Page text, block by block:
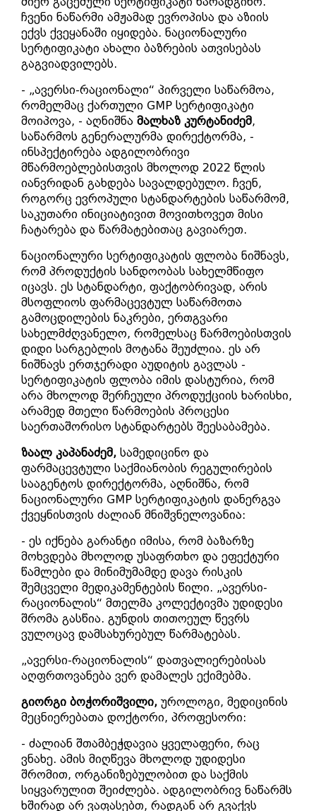
ჩვენი ნაწარმი ამჟამად ევროპისა და აზიის
ექვს ქვეყანაში იყიდება. ნაციონალური
სერტიფიკატი ახალი ბაზრების ათვისებას
გაგვიადვილებს.
- „ავერსი-რაციონალი“ პირველი საწარმოა,
რომელმაც ქართული GMP სერტიფიკატი
მოიპოვა, - აღნიშნა მალხაზ კურტანიძემ,
საწარმოს გენერალურმა დირექტორმა, -
ინსპექტირება ადგილობრივი
მწარმოებლებისთვის მხოლოდ 2022 წლის
იანვრიდან გახდება სავალდებულო. ჩვენ,
როგორც ევროპული სტანდარტების საწარმომ,
საკუთარი ინიციატივით მოვითხოვეთ მისი
ჩატარება და წარმატებითაც გავიარეთ.
ნაციონალური სერტიფიკატის ფლობა ნიშნავს,
რომ პროდუქტის სანდოობას სახელმწიფო
იცავს. ეს სტანდარტი, ფაქტობრივად, არის
მსოფლიოს ფარმაცევტულ საწარმოთა
გამოცდილების ნაკრები, ერთგვარი
სახელმძღვანელო, რომელსაც წარმოებისთვის
დიდი სარგებლის მოტანა შეუძლია. ეს არ
ნიშნავს ერთჯერადი აუდიტის გავლას -
სერტიფიკატის ფლობა იმის დასტურია, რომ
არა მხოლოდ შერჩეული პროდუქციის ხარისხი,
არამედ მთელი წარმოების პროცესი
საერთაშორისო სტანდარტებს შეესაბამება.
ზაალ კაპანაძემ, სამედიცინო და
ფარმაცევტული საქმიანობის რეგულირების
სააგენტოს დირექტორმა, აღნიშნა, რომ
ნაციონალური GMP სერტიფიკატის დანერგვა
ქვეყნისთვის ძალიან მნიშვნელოვანია:
- ეს იქნება გარანტი იმისა, რომ ბაზარზე
მოხვდება მხოლოდ უსაფრთხო და ეფექტური
წამლები და მინიმუმამდე დავა რისკის
შემცველი მედიკამენტების წილი. „ავერსი-
რაციონალის“ მთელმა კოლექტივმა უდიდესი
შრომა გასწია. გუნდის თითოეულ წევრს
ვულოცავ დამსახურებულ წარმატებას.
„ავერსი-რაციონალის“ დათვალიერებისას
აღფრთოვანება ვერ დამალეს ექიმებმა.
გიორგი ბოჭორიშვილი, უროლოგი, მედიცინის
მეცნიერებათა დოქტორი, პროფესორი:
- ძალიან შთამბეჭდავია ყველაფერი, რაც
ვნახე. ამის მიღწევა მხოლოდ უდიდესი
შრომით, ორგანიზებულობით და საქმის
სიყვარულით შეიძლება. ადგილობრივ ნაწარმს
ხშირად არ ვაფასებთ, რადგან არ გვაქვს